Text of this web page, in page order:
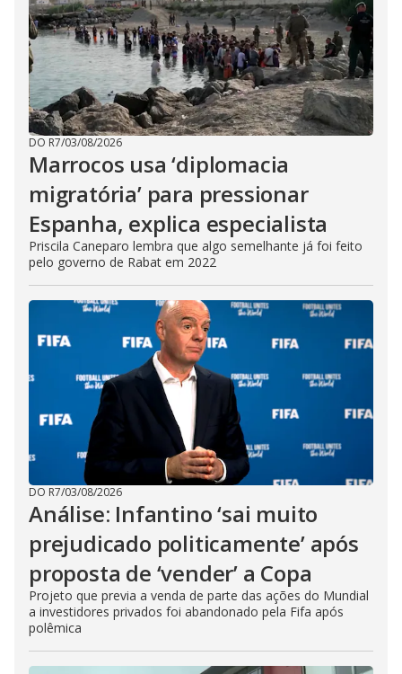
DO R7/03/08/2026
Marrocos usa ‘diplomacia
migratória’ para pressionar
Espanha, explica especialista
Priscila Caneparo lembra que algo semelhante já foi feito
pelo governo de Rabat em 2022
DO R7/03/08/2026
Análise: Infantino ‘sai muito
prejudicado politicamente’ após
proposta de ‘vender’ a Copa
Projeto que previa a venda de parte das ações do Mundial
a investidores privados foi abandonado pela Fifa após
polêmica